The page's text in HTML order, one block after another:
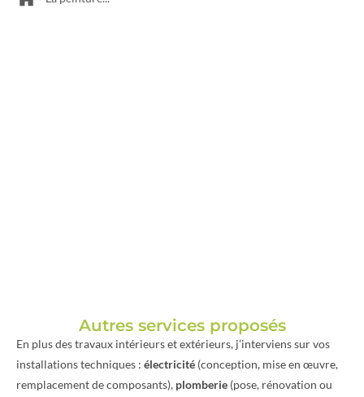
Autres services proposés
En plus des travaux intérieurs et extérieurs, j’interviens sur vos
installations techniques : électricité (conception, mise en œuvre,
remplacement de composants), plomberie (pose, rénovation ou